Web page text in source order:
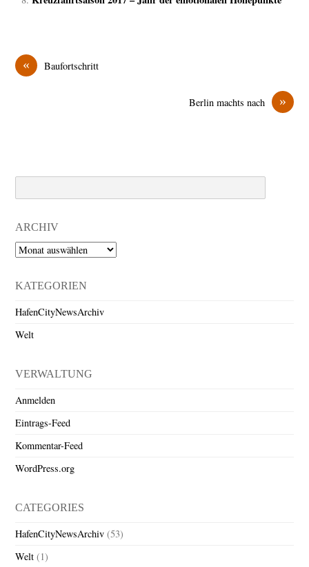
« Baufortschritt
»
Berlin machts nach
ARCHIV
Archiv
KATEGORIEN
HafenCityNewsArchiv
Welt
VERWALTUNG
Anmelden
Eintrags-Feed
Kommentar-Feed
WordPress.org
CATEGORIES
HafenCityNewsArchiv (53)
Welt (1)